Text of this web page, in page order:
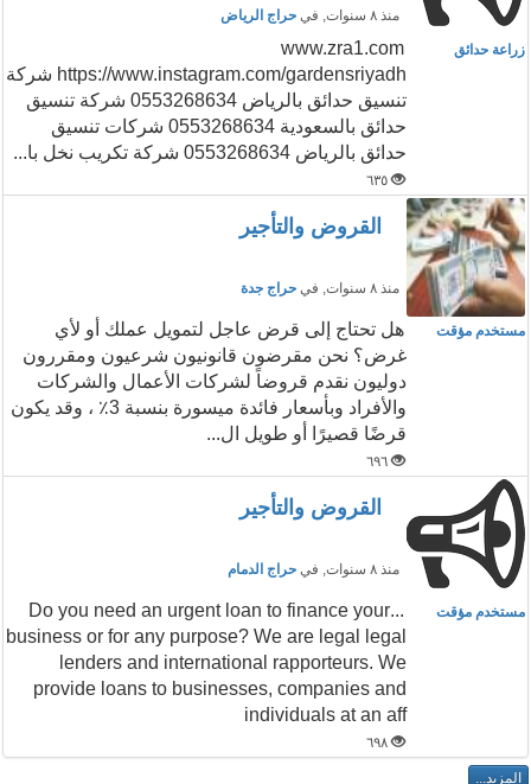
منذ ٨ سنوات , في حراج الرياض
زراعة حدائق
www.zra1.com
https://www.instagram.com/gardensriyadh شركة
تنسيق حدائق بالرياض 0553268634 شركة تنسيق
حدائق بالسعودية 0553268634 شركات تنسيق
حدائق بالرياض 0553268634 شركة تكريب نخل با...
٦٣٥
القروض والتأجير
منذ ٨ سنوات , في حراج جدة
مستخدم مؤقت
هل تحتاج إلى قرض عاجل لتمويل عملك أو لأي
غرض؟ نحن مقرضون قانونيون شرعيون ومقررون
دوليون نقدم قروضاً لشركات الأعمال والشركات
والأفراد وبأسعار فائدة ميسورة بنسبة 3٪ ، وقد يكون
قرضًا قصيرًا أو طويل ال...
٦٩٦
القروض والتأجير
منذ ٨ سنوات , في حراج الدمام
مستخدم مؤقت
...Do you need an urgent loan to finance your
business or for any purpose? We are legal legal
lenders and international rapporteurs. We
provide loans to businesses, companies and
individuals at an aff
٦٩٨